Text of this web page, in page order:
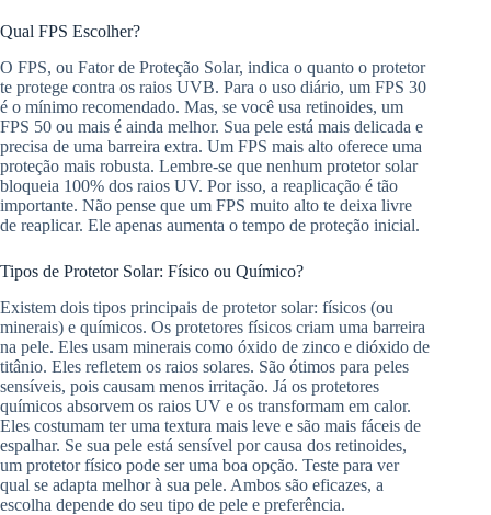
Qual FPS Escolher?
O FPS, ou Fator de Proteção Solar, indica o quanto o protetor
te protege contra os raios UVB. Para o uso diário, um FPS 30
é o mínimo recomendado. Mas, se você usa retinoides, um
FPS 50 ou mais é ainda melhor. Sua pele está mais delicada e
precisa de uma barreira extra. Um FPS mais alto oferece uma
proteção mais robusta. Lembre-se que nenhum protetor solar
bloqueia 100% dos raios UV. Por isso, a reaplicação é tão
importante. Não pense que um FPS muito alto te deixa livre
de reaplicar. Ele apenas aumenta o tempo de proteção inicial.
Tipos de Protetor Solar: Físico ou Químico?
Existem dois tipos principais de protetor solar: físicos (ou
minerais) e químicos. Os protetores físicos criam uma barreira
na pele. Eles usam minerais como óxido de zinco e dióxido de
titânio. Eles refletem os raios solares. São ótimos para peles
sensíveis, pois causam menos irritação. Já os protetores
químicos absorvem os raios UV e os transformam em calor.
Eles costumam ter uma textura mais leve e são mais fáceis de
espalhar. Se sua pele está sensível por causa dos retinoides,
um protetor físico pode ser uma boa opção. Teste para ver
qual se adapta melhor à sua pele. Ambos são eficazes, a
escolha depende do seu tipo de pele e preferência.